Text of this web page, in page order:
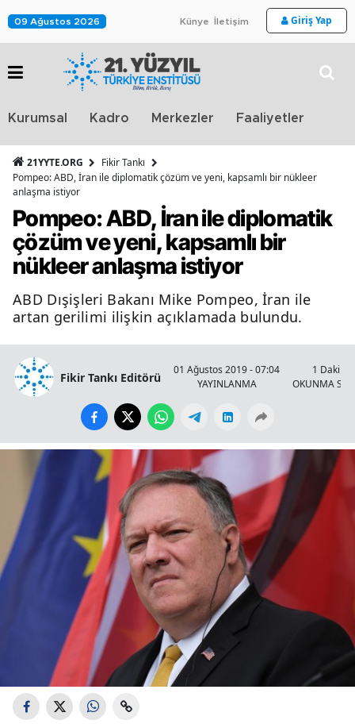
09 Ağustos 2026 Künye İletişim Giriş Yap
Kurumsal Kadro Merkezler Faaliyetler
21YYTE.ORG
Fikir Tankı
Pompeo: ABD, İran ile diplomatik çözüm ve yeni, kapsamlı bir nükleer
anlaşma istiyor
Pompeo: ABD, İran ile diplomatik
çözüm ve yeni, kapsamlı bir
nükleer anlaşma istiyor
ABD Dışişleri Bakanı Mike Pompeo, İran ile
artan gerilimi ilişkin açıklamada bulundu.
Fikir Tankı Editörü
01 Ağustos 2019 - 07:04
YAYINLANMA
1 Dakika
OKUNMA